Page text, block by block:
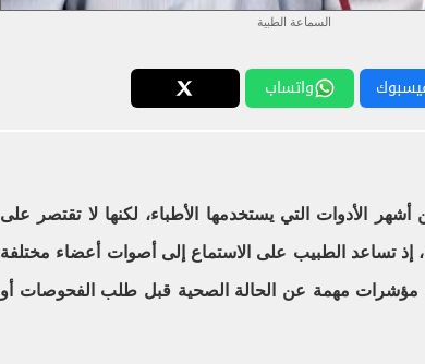
السماعة الطبية
واتساب
الأدوات التي يستخدمها الأطباء، لكنها لا تقتصر على
إذ تساعد الطبيب على الاستماع إلى أصوات أعضاء مختلفة
مؤشرات مهمة عن الحالة الصحية قبل طلب الفحوصات أو